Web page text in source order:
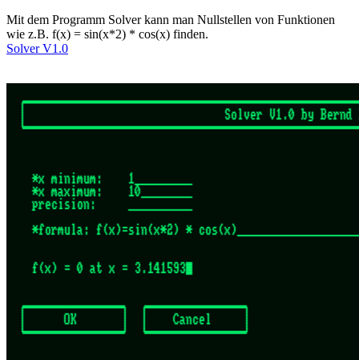
Mit dem Programm Solver kann man Nullstellen von Funktionen
wie z.B. f(x) = sin(x*2) * cos(x) finden.
Solver V1.0